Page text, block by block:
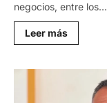
negocios, entre los...
Leer másLee
más
ÚLTIMO